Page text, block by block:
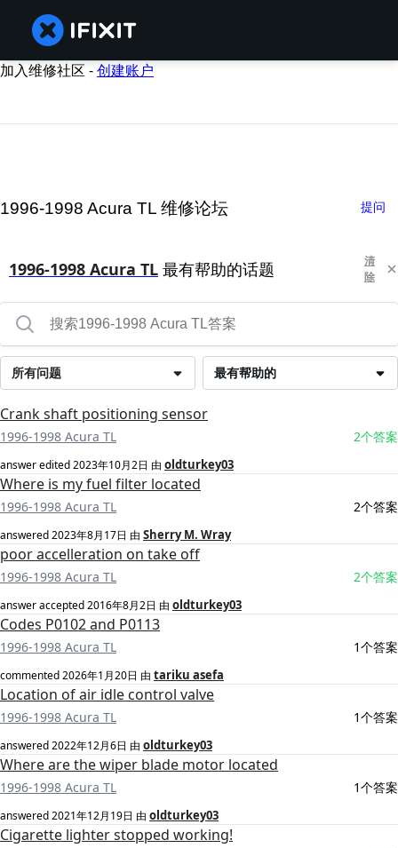
加入维修社区 -创建账户
1996-1998 Acura TL 维修论坛 提问
1996-1998 Acura TL 最有帮助的话题
清
除
最有帮助的
所有问题
Crank shaft positioning sensor
1996-1998 Acura TL 2个答案
answer edited2023年10月2日 由 oldturkey03
Where is my fuel filter located
1996-1998 Acura TL 2个答案
answered2023年8月17日 由 Sherry M. Wray
poor accelleration on take off
1996-1998 Acura TL 2个答案
answer accepted2016年8月2日 由 oldturkey03
Codes P0102 and P0113
1996-1998 Acura TL 1个答案
commented2026年1月20日 由 tariku asefa
Location of air idle control valve
1996-1998 Acura TL 1个答案
answered2022年12月6日 由 oldturkey03
Where are the wiper blade motor located
1996-1998 Acura TL 1个答案
answered2021年12月19日 由 oldturkey03
Cigarette lighter stopped working!